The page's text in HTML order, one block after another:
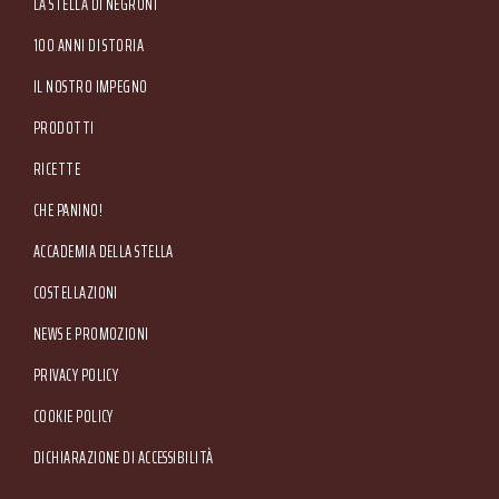
Tel. +39 045.80.97.511 - Fax +39 045.55.15.89
100 ANNI DI STORIA
IL NOSTRO IMPEGNO
PRODOTTI
RICETTE
CHE PANINO!
ACCADEMIA DELLA STELLA
COSTELLAZIONI
NEWS E PROMOZIONI
Footer Service Menu
PRIVACY POLICY
COOKIE POLICY
DICHIARAZIONE DI ACCESSIBILITÀ